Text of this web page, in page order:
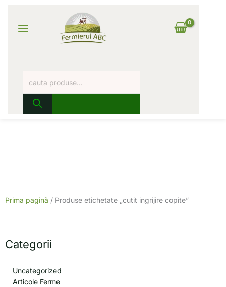
contentMenu
Prima pagină / Produse etichetate „cutit ingrijire copite”
Categorii
Uncategorized
Articole Ferme